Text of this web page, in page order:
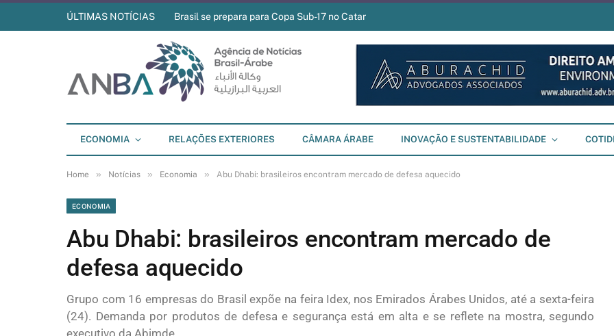
ÚLTIMAS NOTÍCIAS Brasil se prepara para Copa Sub-17 no Catar
ECONOMIA RELAÇÕES EXTERIORES CÂMARA ÁRABE INOVAÇÃO E SUSTENTABILIDADE
Home » Notícias » Economia » Abu Dhabi: brasileiros encontram mercado de defesa aquecido
ECONOMIA
Abu Dhabi: brasileiros encontram mercado de
defesa aquecido
Grupo com 16 empresas do Brasil expõe na feira Idex, nos Emirados Árabes Unidos, até a sexta-feira
(24). Demanda por produtos de defesa e segurança está em alta e se reflete na mostra, segundo
executivo da Abimde.